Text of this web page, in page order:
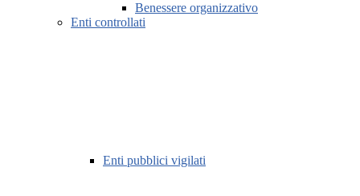
Benessere organizzativo
Enti controllati
Enti pubblici vigilati